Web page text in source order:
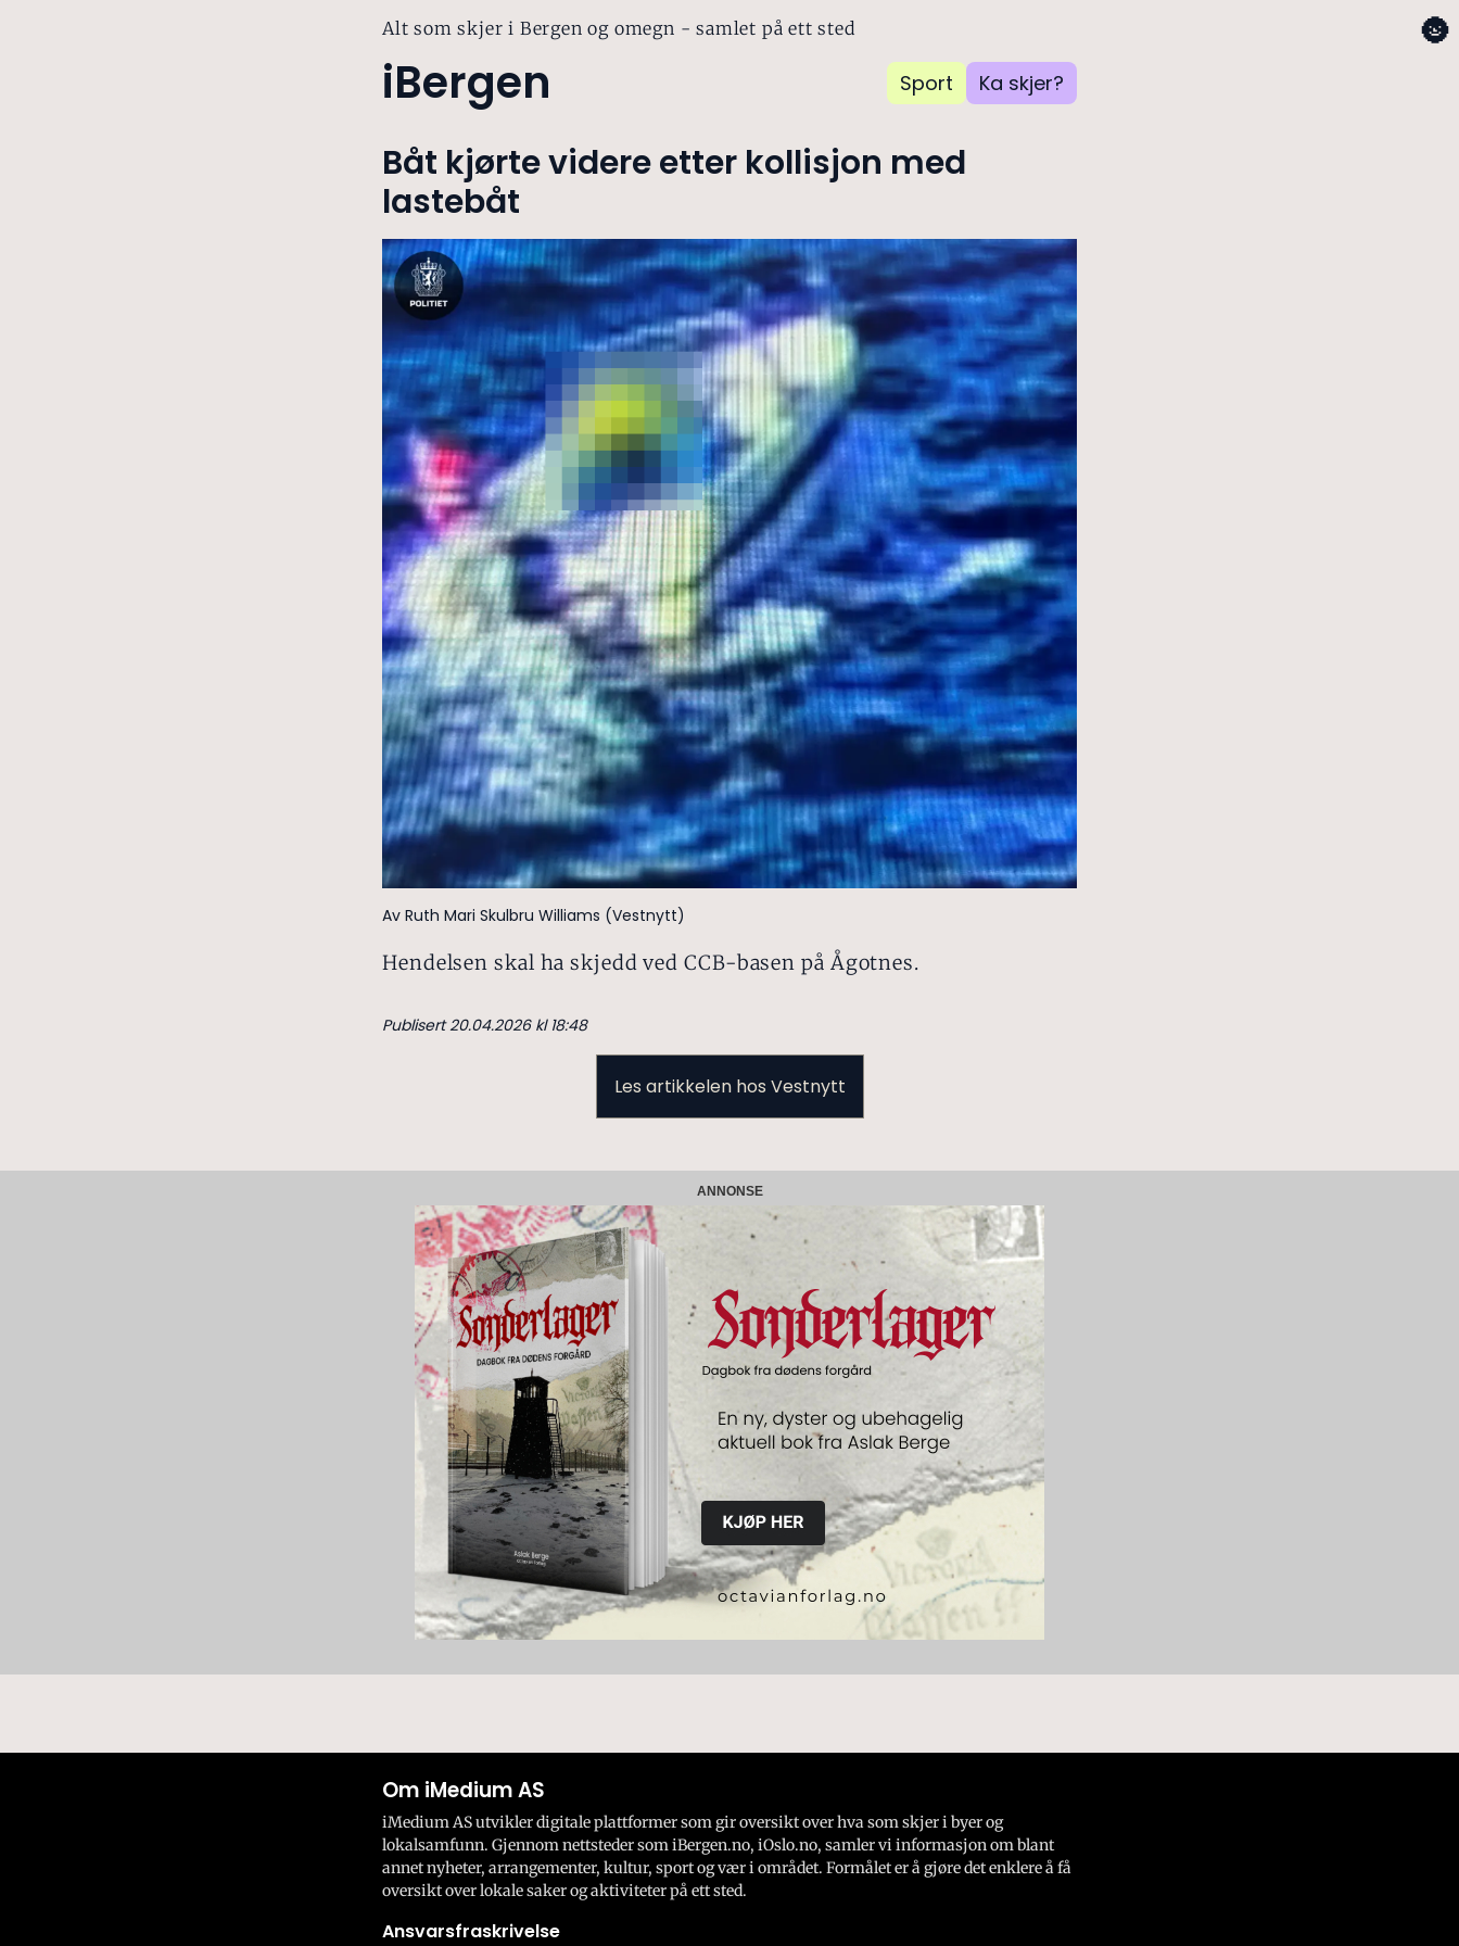
Alt som skjer i Bergen og omegn - samlet på ett sted
iBergen Sport Ka skjer?
🌚
Båt kjørte videre etter kollisjon med
lastebåt
Av Ruth Mari Skulbru Williams (Vestnytt)
Hendelsen skal ha skjedd ved CCB-basen på Ågotnes.
Publisert 20.04.2026 kl 18:48
Les artikkelen hos Vestnytt
ANNONSE
Om iMedium AS
iMedium AS utvikler digitale plattformer som gir oversikt over hva som skjer i byer og
lokalsamfunn. Gjennom nettsteder som iBergen.no, iOslo.no, samler vi informasjon om blant
annet nyheter, arrangementer, kultur, sport og vær i området. Formålet er å gjøre det enklere å få
oversikt over lokale saker og aktiviteter på ett sted.
Ansvarsfraskrivelse